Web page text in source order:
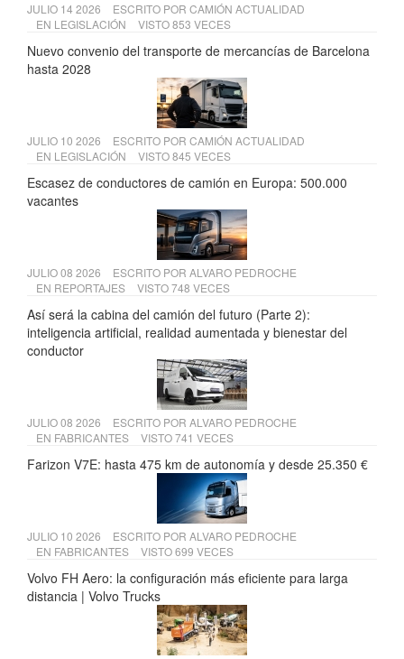
JULIO 14 2026 ESCRITO POR CAMIÓN ACTUALIDAD
EN LEGISLACIÓN VISTO 853 VECES
Nuevo convenio del transporte de mercancías de Barcelona
hasta 2028
JULIO 10 2026 ESCRITO POR CAMIÓN ACTUALIDAD
EN LEGISLACIÓN VISTO 845 VECES
Escasez de conductores de camión en Europa: 500.000
vacantes
JULIO 08 2026 ESCRITO POR ALVARO PEDROCHE
EN REPORTAJES VISTO 748 VECES
Así será la cabina del camión del futuro (Parte 2):
inteligencia artificial, realidad aumentada y bienestar del
conductor
JULIO 08 2026 ESCRITO POR ALVARO PEDROCHE
EN FABRICANTES VISTO 741 VECES
Farizon V7E: hasta 475 km de autonomía y desde 25.350 €
JULIO 10 2026 ESCRITO POR ALVARO PEDROCHE
EN FABRICANTES VISTO 699 VECES
Volvo FH Aero: la configuración más eficiente para larga
distancia | Volvo Trucks